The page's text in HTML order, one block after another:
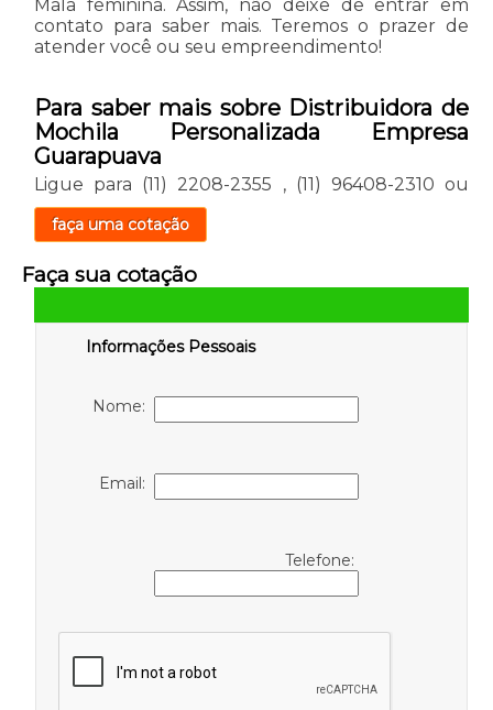
Mala feminina. Assim, não deixe de entrar em
contato para saber mais. Teremos o prazer de
atender você ou seu empreendimento!
Para saber mais sobre Distribuidora de
Mochila Personalizada Empresa
Guarapuava
Ligue para (11) 2208-2355 , (11) 96408-2310 ou
faça uma cotação
Faça sua cotação
Informações Pessoais
Nome:
Email:
Telefone: